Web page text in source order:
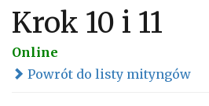
Krok 10 i 11
Online
Powrót do listy mityngów